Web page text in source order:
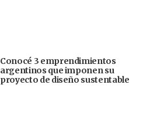
Conocé 3 emprendimientos
argentinos que imponen su
proyecto de diseño sustentable